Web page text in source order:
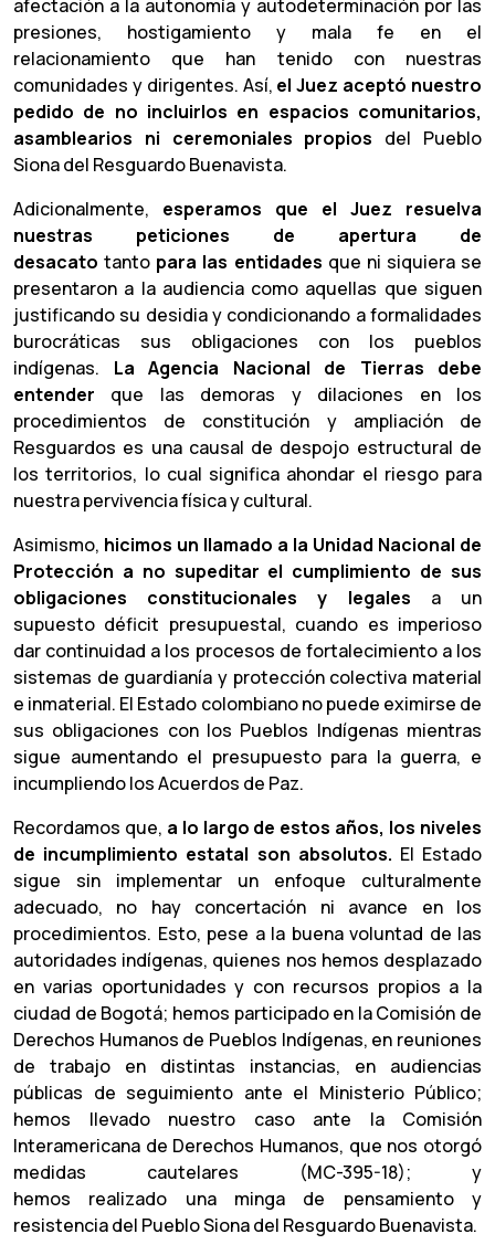
afectación a la autonomía y autodeterminación por las
presiones, hostigamiento y mala fe en el
relacionamiento que han tenido con nuestras
comunidades y dirigentes. Así, el Juez aceptó nuestro
pedido de no incluirlos en espacios comunitarios,
asamblearios ni ceremoniales propios del Pueblo
Siona del Resguardo Buenavista.
Adicionalmente, esperamos que el Juez resuelva
nuestras peticiones de apertura de
desacatotanto para las entidades que ni siquiera se
presentaron a la audiencia como aquellas que siguen
justificando su desidia y condicionando a formalidades
burocráticas sus obligaciones con los pueblos
indígenas. La Agencia Nacional de Tierras debe
entender que las demoras y dilaciones en los
procedimientos de constitución y ampliación de
Resguardos es una causal de despojo estructural de
los territorios, lo cual significa ahondar el riesgo para
nuestra pervivencia física y cultural.
Asimismo, hicimos un llamado a la Unidad Nacional de
Protección a no supeditar el cumplimiento de sus
obligaciones constitucionales y legales a un
supuesto déficit presupuestal, cuando es imperioso
dar continuidad a los procesos de fortalecimiento a los
sistemas de guardianía y protección colectiva material
e inmaterial. El Estado colombiano no puede eximirse de
sus obligaciones con los Pueblos Indígenas mientras
sigue aumentando el presupuesto para la guerra, e
incumpliendo los Acuerdos de Paz.
Recordamos que, a lo largo de estos años, los niveles
de incumplimiento estatal son absolutos. El Estado
sigue sin implementar un enfoque culturalmente
adecuado, no hay concertación ni avance en los
procedimientos. Esto, pese a la buena voluntad de las
autoridades indígenas, quienes nos hemos desplazado
en varias oportunidades y con recursos propios a la
ciudad de Bogotá; hemos participado en la Comisión de
Derechos Humanos de Pueblos Indígenas, en reuniones
de trabajo en distintas instancias, en audiencias
públicas de seguimiento ante el Ministerio Público;
hemos llevado nuestro caso ante la Comisión
Interamericana de Derechos Humanos, que nos otorgó
medidas cautelares (MC-395-18); y
hemos realizado una minga de pensamiento y
resistencia del Pueblo Siona del Resguardo Buenavista.